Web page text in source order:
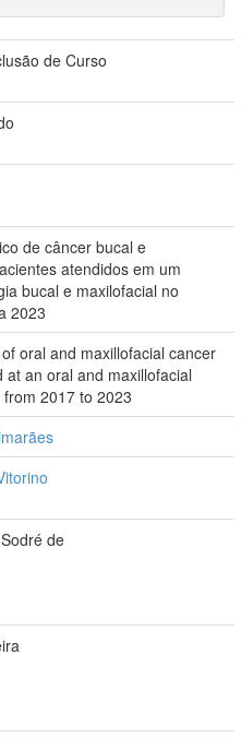
de Curso
de câncer bucal e
atendidos em um
bucal e maxilofacial no
2023
oral and maxillofacial cancer
at an oral and maxillofacial
2017 to 2023
de